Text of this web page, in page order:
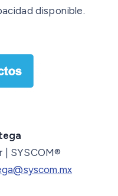
disponible.
| SYSCOM®